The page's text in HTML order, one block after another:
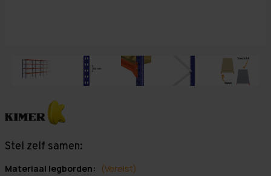
Stel zelf samen:
Materiaal legborden: (Vereist)